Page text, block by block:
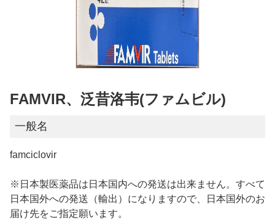
FAMVIR、泛昔洛韦(ファムビル)
一般名
famciclovir
※日本製医薬品は日本国内への発送は出来ません。すべて
日本国外への発送（輸出）になりますので、日本国外のお
届け先をご指定願います。